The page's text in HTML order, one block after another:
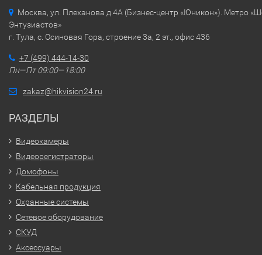
Москва, ул. Плеханова д.4А (Бизнес-центр «Юникон»). Метро
Энтузиастов»
г. Тула, с. Осиновая Гора, строение 3а, 2 эт., офис 436
+7 (499) 444-14-30
Пн—Пт 09:00—18:00
zakaz@hikvision24.ru
РАЗДЕЛЫ
Видеокамеры
Видеорегистраторы
Домофоны
Кабельная продукция
Охранные системы
Сетевое оборудование
СКУД
Аксессуары